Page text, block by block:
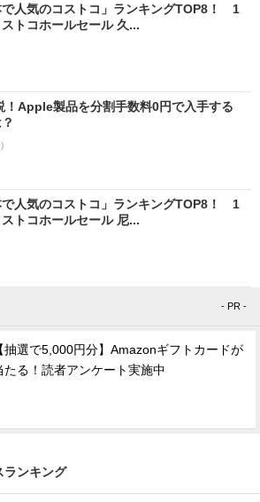
で人気のコストコ」ランキングTOP8！ 1
トコホールセール 久...
！Apple製品を分割手数料0円で入手する
で人気のコストコ」ランキングTOP8！ 1
トコホールセール 尼...
- PR -
抽選で5,000円分】Amazonギフトカードが
たる！読者アンケート実施中
ランキング